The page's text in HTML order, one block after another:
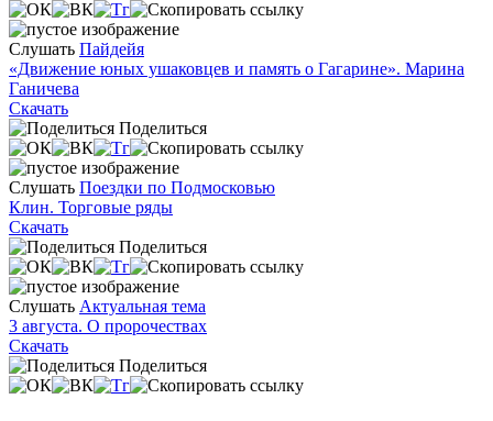
Слушать Пайдейя
«Движение юных ушаковцев и память о Гагарине». Марина
Ганичева
Скачать
Поделиться
Слушать Поездки по Подмосковью
Клин. Торговые ряды
Скачать
Поделиться
Слушать Актуальная тема
3 августа. О пророчествах
Скачать
Поделиться